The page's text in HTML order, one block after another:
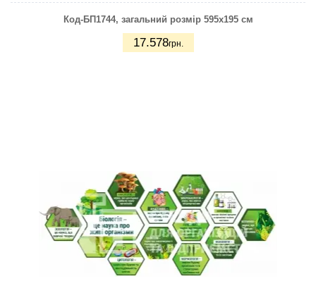
Код-БП1744, загальний розмір 595х195 см
17.578грн.